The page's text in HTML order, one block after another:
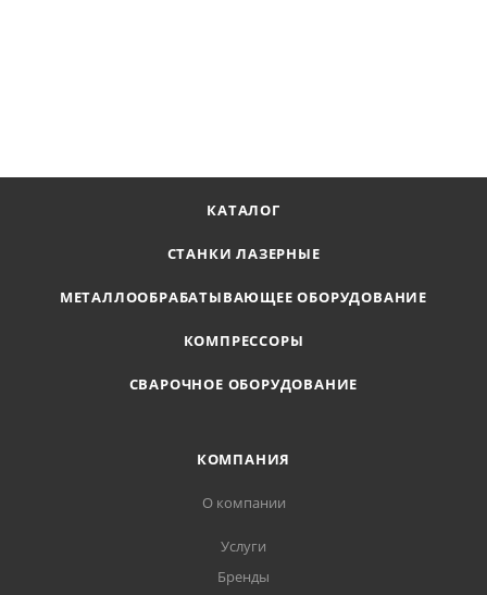
КАТАЛОГ
СТАНКИ ЛАЗЕРНЫЕ
МЕТАЛЛООБРАБАТЫВАЮЩЕЕ ОБОРУДОВАНИЕ
КОМПРЕССОРЫ
СВАРОЧНОЕ ОБОРУДОВАНИЕ
КОМПАНИЯ
О компании
Услуги
Бренды